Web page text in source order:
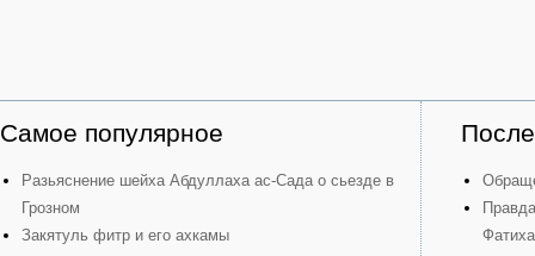
Самое популярное
Разьяснение шейха Абдуллаха ас-Сада о сьезде в
Грозном
Закятуль фитр и его ахкамы